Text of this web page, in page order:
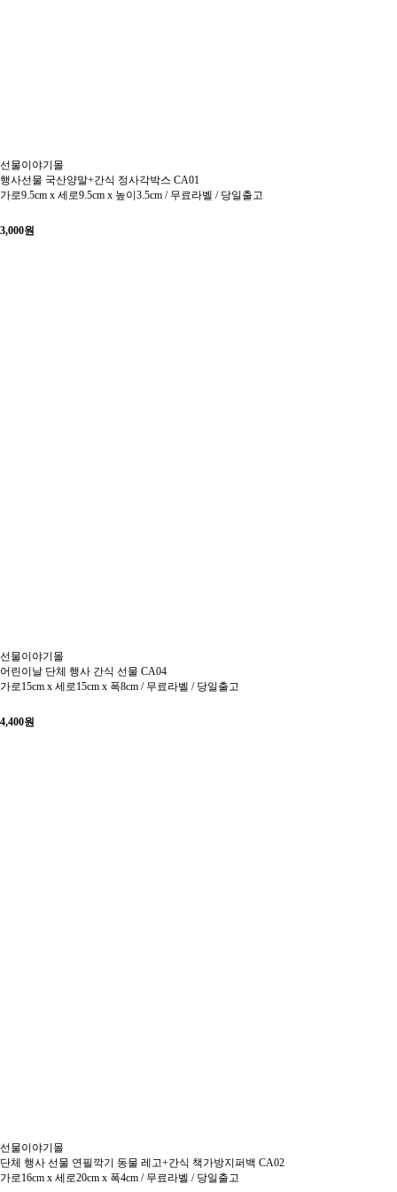
선물이야기몰
행사선물 국산양말+간식 정사각박스 CA01
가로9.5cm x 세로9.5cm x 높이3.5cm / 무료라벨 / 당일출고
3,000원
선물이야기몰
어린이날 단체 행사 간식 선물 CA04
가로15cm x 세로15cm x 폭8cm / 무료라벨 / 당일출고
4,400원
선물이야기몰
단체 행사 선물 연필깍기 동물 레고+간식 책가방지퍼백 CA02
가로16cm x 세로20cm x 폭4cm / 무료라벨 / 당일출고